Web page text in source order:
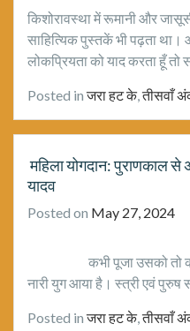
किशोरावस्था में रूमानी और
साहित्यिक पुस्तकें भी पढ़ता
लोकप्रियता को याद करता हूँ तो
Posted inजरा हट के,तीसवाँ
महिला योगदान: पुराणकाल से
यादव
Posted on May 27, 2024
कभी पूजा उसको तो कभी
नारी युग आया है। स्त्री एवं
Posted inजरा हट के,तीसवाँ